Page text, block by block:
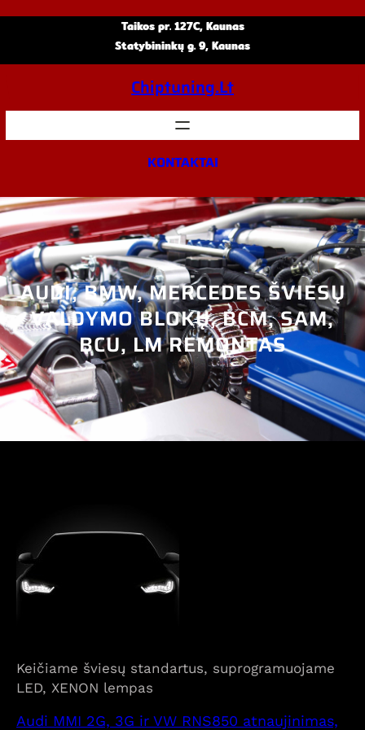
Taikos pr. 127C, Kaunas
Statybininkų g. 9, Kaunas
Chiptuning.lt
KONTAKTAI
AUDI, BMW, MERCEDES ŠVIESŲ
VALDYMO BLOKŲ, BCM, SAM,
BCU, LM REMONTAS
Keičiame šviesų standartus, suprogramuojame
LED, XENON lempas
Audi MMI 2G, 3G ir VW RNS850 atnaujinimas,